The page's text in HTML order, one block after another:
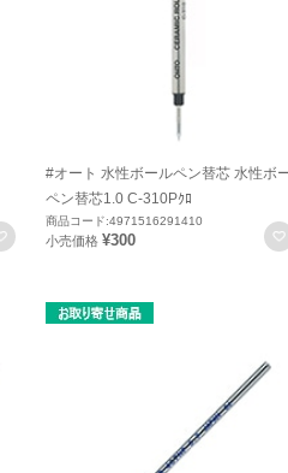
お気に入りに登録
#オート 水性ボールペン替芯 水性ボ
ペン替芯1.0 C-310Pｸﾛ
商品コード:4971516291410
小売価格 ¥300